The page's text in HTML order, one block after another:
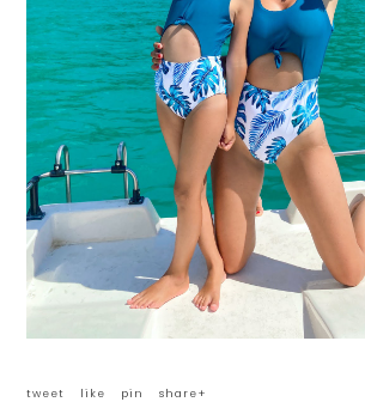
tweet like pin share+